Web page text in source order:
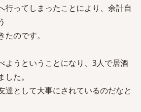
行ってしまったことにより、余計自
のです。
ようということになり、3人で居酒
た。
達として大事にされているのだなと